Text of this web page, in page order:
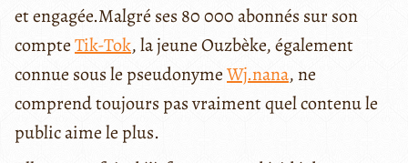
et engagée.Malgré ses 80 000 abonnés sur son
compteTik-Tok, la jeune Ouzbèke, également
connue sous le pseudonymeWj.nana, ne
comprend toujours pas vraiment quel contenu le
public aime le plus.